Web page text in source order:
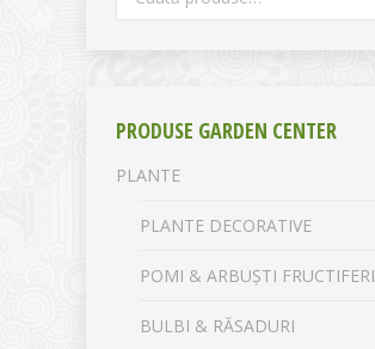
PRODUSE GARDEN CENTER
PLANTE
PLANTE DECORATIVE
POMI & ARBUȘTI FRUCTIFERI
BULBI & RĂSADURI